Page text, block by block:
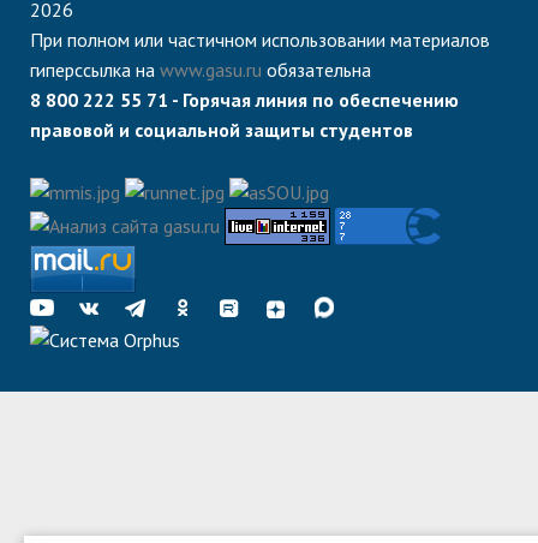
2026
При полном или частичном использовании материалов
гиперссылка на www.gasu.ru обязательна
8 800 222 55 71 - Горячая линия по обеспечению
правовой и социальной защиты студентов